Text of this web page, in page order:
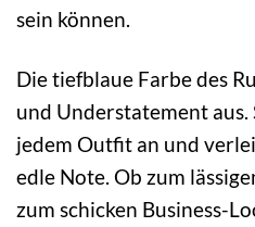
sein können.
Die tiefblaue Farbe des
und Understatement aus.
jedem Outfit an und
edle Note. Ob zum
zum schicken Business-